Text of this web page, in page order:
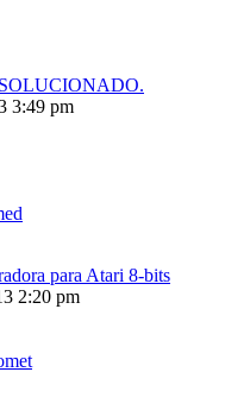
SOLUCIONADO.
3:49 pm
para Atari 8-bits
2:20 pm